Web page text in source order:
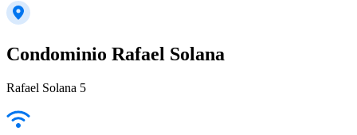
Condominio Rafael Solana
Rafael Solana 5